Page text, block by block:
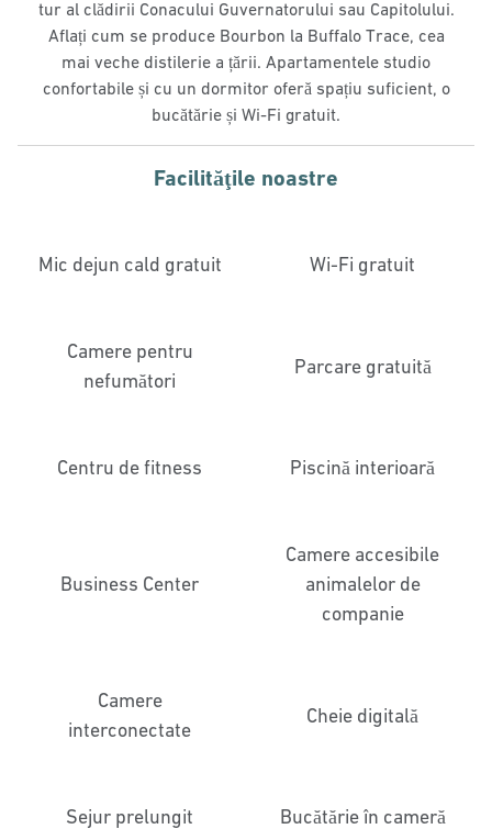
tur al clădirii Conacului Guvernatorului sau Capitolului.
Aflați cum se produce Bourbon la Buffalo Trace, cea
mai veche distilerie a țării. Apartamentele studio
confortabile și cu un dormitor oferă spațiu suficient, o
bucătărie și Wi-Fi gratuit.
Facilităţile noastre
Mic dejun cald gratuit Wi-Fi gratuit
Camere pentru
nefumători
Parcare gratuită
Centru de fitness Piscină interioară
Business Center
Camere accesibile
animalelor de
companie
Camere
interconectate
Cheie digitală
Sejur prelungit Bucătărie în cameră